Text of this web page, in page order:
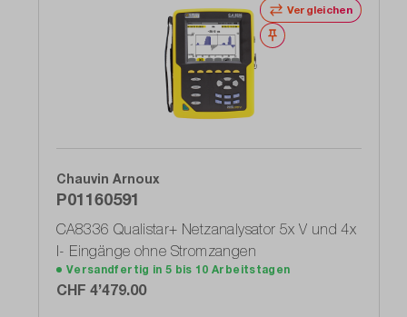
Vergleichen
Merken
Chauvin Arnoux
P01160591
CA8336 Qualistar+ Netzanalysator 5x V und 4x
I- Eingänge ohne Stromzangen
Versandfertig in 5 bis 10 Arbeitstagen
CHF 4’479.00